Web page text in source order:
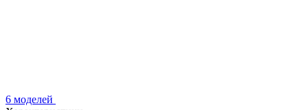
6 моделей